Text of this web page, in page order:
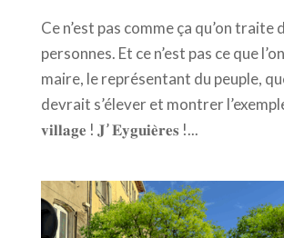
Ce n’est pas comme ça qu’on traite
personnes. Et ce n’est pas ce que
maire, le représentant du peuple,
devrait s’élever et montrer
𝐯𝐢𝐥𝐥𝐚𝐠𝐞 ! 𝐉’ 𝐄𝐲𝐠𝐮𝐢𝐞̀𝐫𝐞𝐬 !...